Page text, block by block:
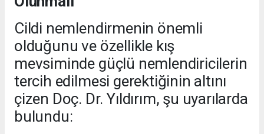
Cildi nemlendirmenin önemli
olduğunu ve özellikle kış
mevsiminde güçlü nemlendiricilerin
tercih edilmesi gerektiğinin altını
çizen Doç. Dr. Yıldırım, şu uyarılarda
bulundu: